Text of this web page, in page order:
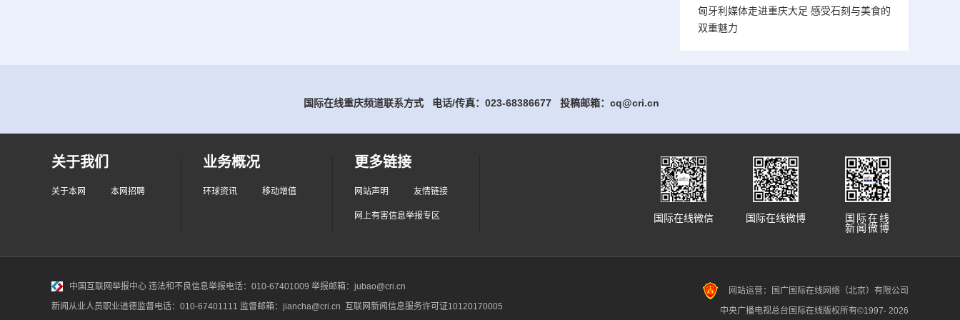
匈牙利媒体走进重庆大足 感受石刻与美食的
双重魅力
国际在线重庆频道联系方式 电话/传真：023-68386677 投稿邮箱：cq@cri.cn
关于我们
关于本网 本网招聘
业务概况
环球资讯 移动增值
更多链接
网站声明 友情链接
网上有害信息举报专区
国际在线
新闻微博
国际在线微博
国际在线微信
中国互联网举报中心 违法和不良信息举报电话：010-67401009 举报邮箱：jubao@cri.cn
新闻从业人员职业道德监督电话：010-67401111 监督邮箱：jiancha@cri.cn 互联网新闻信息服务许可证10120170005
网站运营：国广国际在线网络（北京）有限公司
中央广播电视总台国际在线版权所有©1997- 2026